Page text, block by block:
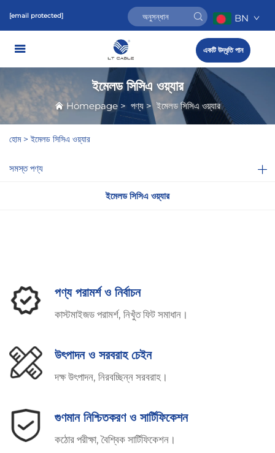
[email protected] BN
একটি উদ্ধৃতি পান
ইমেলড সিসিএ ওয়্যার
Homepage > পণ্য> ইমেলড সিসিএ ওয়্যার
হোম > ইমেলড সিসিএ ওয়্যার
সমস্ত পণ্য
ইমেলড সিসিএ ওয়্যার
পণ্য পরামর্শ ও নির্বাচন
কাস্টমাইজড পরামর্শ, নিখুঁত ফিট সমাধান।
উৎপাদন ও সরবরাহ চেইন
দক্ষ উৎপাদন, নিরবচ্ছিন্ন সরবরাহ।
গুণমান নিশ্চিতকরণ ও সার্টিফিকেশন
কঠোর পরীক্ষা, বৈশ্বিক সার্টিফিকেশন।